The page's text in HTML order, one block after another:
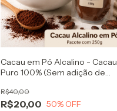
Cacau em Pó Alcalino - Cacau
Puro 100% (Sem adição de
funcionais, bolos, bebidas
R$20,00
R$40,00
50% OFF